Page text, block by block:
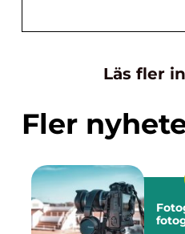
Läs fler
Fler